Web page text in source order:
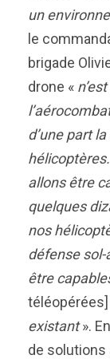
un
le
brigade
drone «
d’une part
allons être
quelques
nos
défense sol-
être
téléopérées]
existant».
de solutions